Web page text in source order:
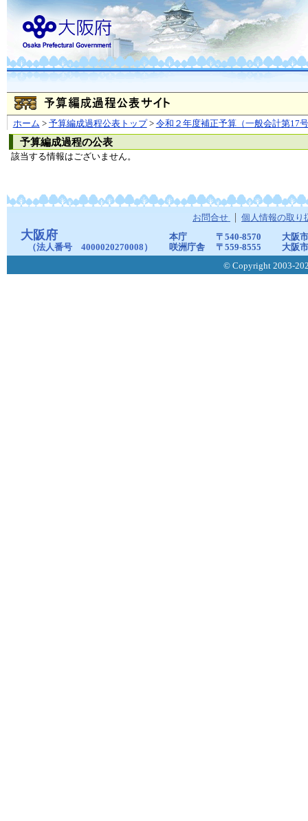
ホーム > 予算編成過程公表トップ> 令和２年度補正予算（一般会計第17
予算編成過程の公表
該当する情報はございません。
お問合せ 個人情報の取り
大阪府
（法人番号 4000020270008）
本庁 〒540-8570
大阪
咲洲庁舎
〒559-8555
大阪
© Copyright 2003-